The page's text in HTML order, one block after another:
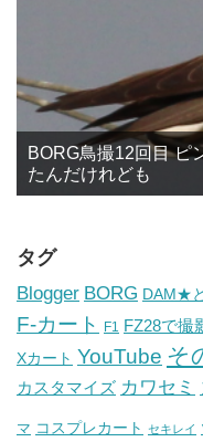
BORG鳥撮12回目 ピ
たんだけれども
タグ
Blogger BORG DAM★
F-カート F1 FZ28で撮
Xカート YouTube そ
カスタマイズ カワセミ
マ コスプレカート セキレイ